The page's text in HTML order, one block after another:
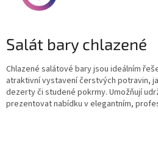
Salát bary chlazené
Chlazené salátové bary jsou ideálním
atraktivní vystavení čerstvých potravin,
dezerty či studené pokrmy. Umožňují
prezentovat nabídku v elegantním,